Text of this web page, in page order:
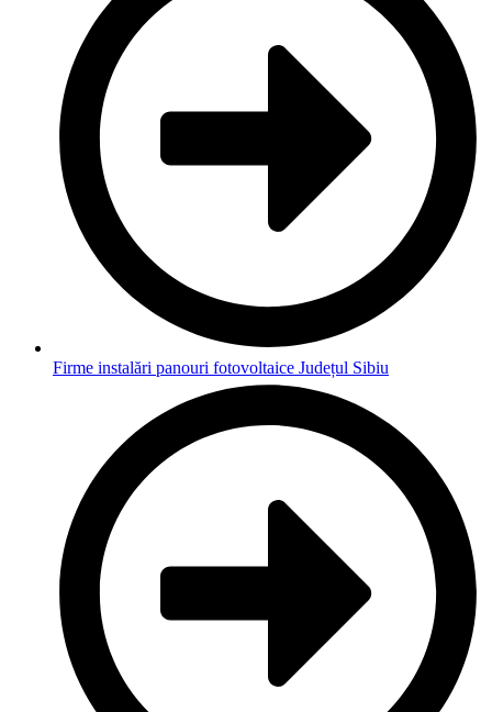
Firme instalări panouri fotovoltaice Județul Sibiu